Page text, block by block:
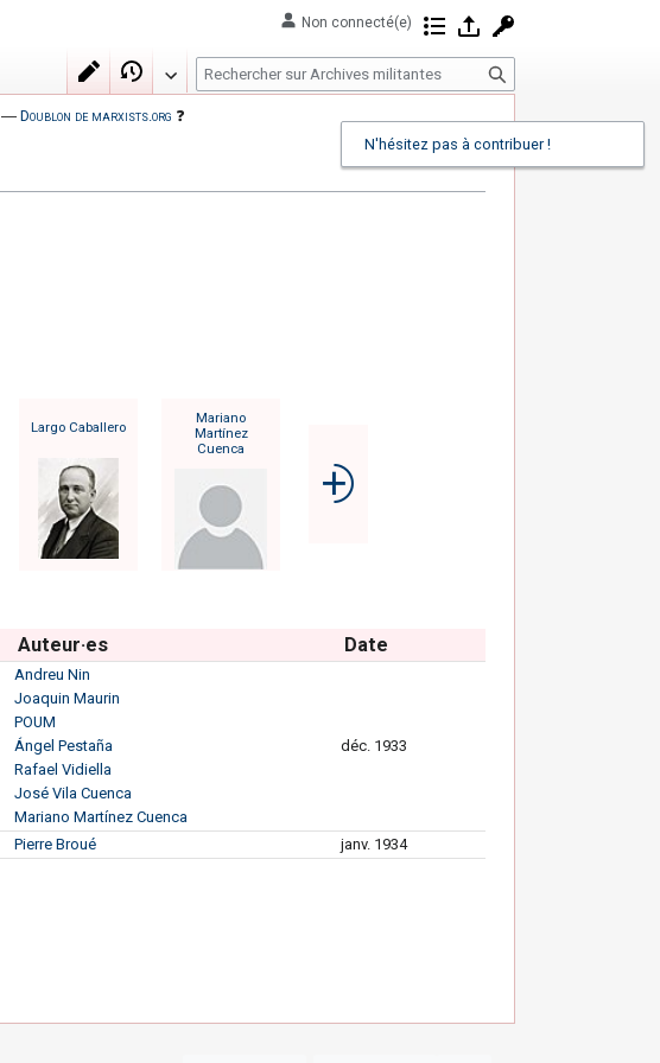
― Doublon de marxists.org ❓
Largo Caballero
Mariano
Martínez
Cuenca
⨮
Auteur·es Date
Andreu Nin
Joaquin Maurin
POUM
Ángel Pestaña
Rafael Vidiella
José Vila Cuenca
Mariano Martínez Cuenca
déc. 1933
Pierre Broué janv. 1934
Non connecté(e) Contributions
Se connecter
ModifierHistorique
R
e
e
N'hésitez pas à contribuer !